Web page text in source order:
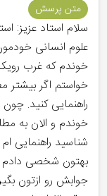
متن پرسش
سلام استاد عزیز:
علوم انسانی
خوندم که غرب
خواستم اگر بیشتر
راهنمایی کنید.
خوندم و الان به
بهتون شخصی دادم
جوابش رو ازتون